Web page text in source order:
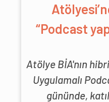
“Podcast
Atölye BİA'nın
Uygulamalı
gününde,